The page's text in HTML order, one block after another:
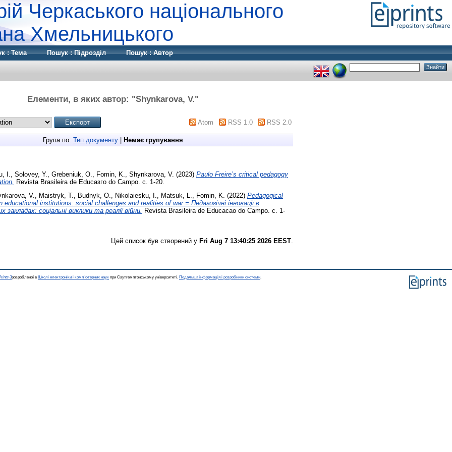
Черкаського національного
Хмельницького
: Тема Пошук : Підрозділ Пошук : Автор
Елементи, в яких автор: "Shynkarova, V."
Atom RSS 1.0 RSS 2.0
Група по: Тип документу Немає групування
I. Solovey, Y. Grebeniuk, O. Fomin, K. Shynkarova, V. (2023) Paulo Freire’s critical pedagogy
Revista Brasileira de Educaзгo do Campo. с. 1-20.
V., Maistryk, T., Budnyk, O., Nikolaiesku, I., Matsuk, L., Fomin, K. (2022) Pedagogical
institutions: social challenges and realities of war = Педагогічні інновації в
закладах: соціальні виклики та реалії війни. Revista Brasileira de Educacao do Campo. с. 1-
Цей список був створений у Fri Aug 7 13:40:25 2026 EEST.
3розробленої в Школі електроніки і комп'ютерних наук при Саутгемптонському університеті. Подальша інформація і розробники системи